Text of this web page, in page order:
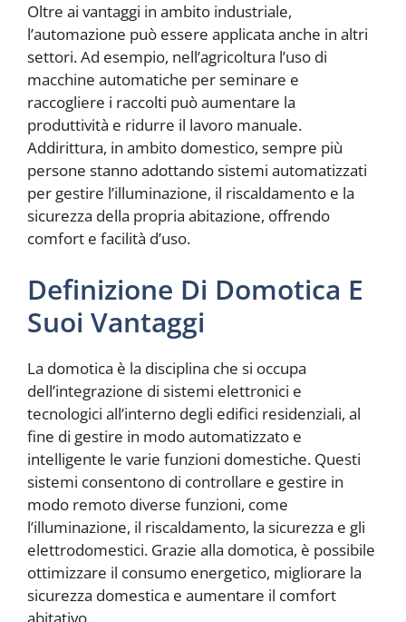
Oltre ai vantaggi in ambito industriale,
l’automazione può essere applicata anche in altri
settori. Ad esempio, nell’agricoltura l’uso di
macchine automatiche per seminare e
raccogliere i raccolti può aumentare la
produttività e ridurre il lavoro manuale.
Addirittura, in ambito domestico, sempre più
persone stanno adottando sistemi automatizzati
per gestire l’illuminazione, il riscaldamento e la
sicurezza della propria abitazione, offrendo
comfort e facilità d’uso.
Definizione Di Domotica E
Suoi Vantaggi
La domotica è la disciplina che si occupa
dell’integrazione di sistemi elettronici e
tecnologici all’interno degli edifici residenziali, al
fine di gestire in modo automatizzato e
intelligente le varie funzioni domestiche. Questi
sistemi consentono di controllare e gestire in
modo remoto diverse funzioni, come
l’illuminazione, il riscaldamento, la sicurezza e gli
elettrodomestici. Grazie alla domotica, è possibile
ottimizzare il consumo energetico, migliorare la
sicurezza domestica e aumentare il comfort
abitativo.